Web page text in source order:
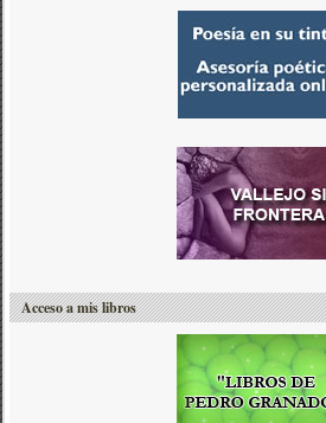
Acceso a mis libros